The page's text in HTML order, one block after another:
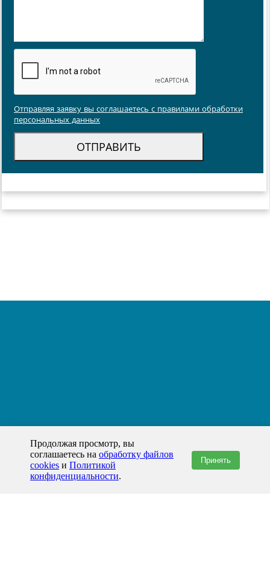
Отправляя заявку вы соглашаетесь с правилами обработки
персональных данных
Продолжая просмотр, вы
соглашаетесь на обработку файлов
cookies и Политикой
конфиденциальности.
Принять